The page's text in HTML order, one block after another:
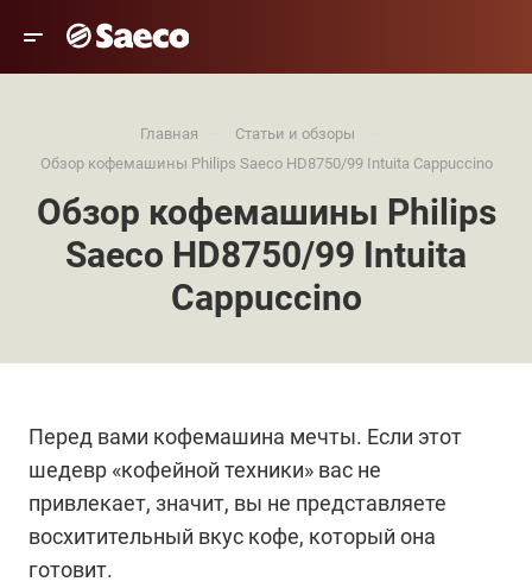
Главная Статьи и обзоры
Обзор кофемашины Philips Saeco HD8750/99 Intuita Cappuccino
Обзор кофемашины Philips
Saeco HD8750/99 Intuita
Cappuccino
Перед вами кофемашина мечты. Если этот
шедевр «кофейной техники» вас не
привлекает, значит, вы не представляете
восхитительный вкус кофе, который она
готовит.